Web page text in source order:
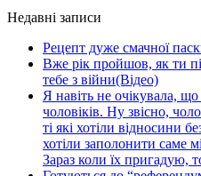
Недавні записи
Рецепт дуже смачної
Вже рік пройшов, як ти
тебе з війни(Відео)
Я навіть не очікувала,
чоловіків. Ну звісно,
ті які хотіли відносини
хотіли заполонити саме
Зараз коли їх пригадую,